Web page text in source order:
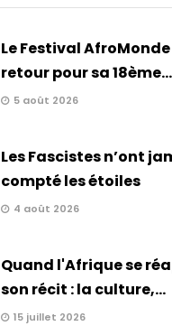
Le Festival
retour pour sa 18ème...
5 août 2026
Les Fascistes n’ont
compté les étoiles
4 août 2026
Quand l'Afrique se
son récit : la culture,...
15 juillet 2026